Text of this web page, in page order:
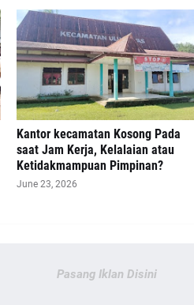
Kantor kecamatan Kosong Pada
saat Jam Kerja, Kelalaian atau
Ketidakmampuan Pimpinan?
June 23, 2026
Pasang Iklan Disini